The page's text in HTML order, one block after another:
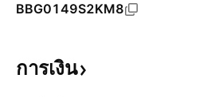
BBG0149S2KM8
การเงิน